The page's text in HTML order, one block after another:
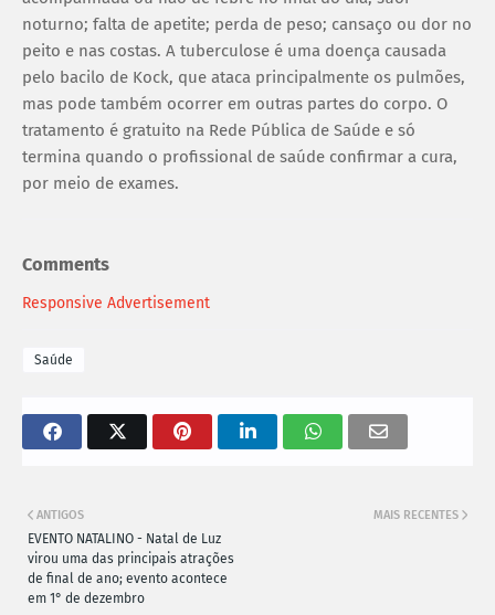
noturno; falta de apetite; perda de peso; cansaço ou dor no
peito e nas costas. A tuberculose é uma doença causada
pelo bacilo de Kock, que ataca principalmente os pulmões,
mas pode também ocorrer em outras partes do corpo. O
tratamento é gratuito na Rede Pública de Saúde e só
termina quando o profissional de saúde confirmar a cura,
por meio de exames.
Comments
Responsive Advertisement
Saúde
MAIS RECENTES
ANTIGOS
EVENTO NATALINO - Natal de Luz
virou uma das principais atrações
de final de ano; evento acontece
em 1° de dezembro